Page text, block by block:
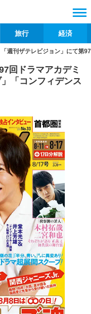
旅行 経済
「週刊ザテレビジョン」にて第
回ドラマアカデミ
「コンフィデンス